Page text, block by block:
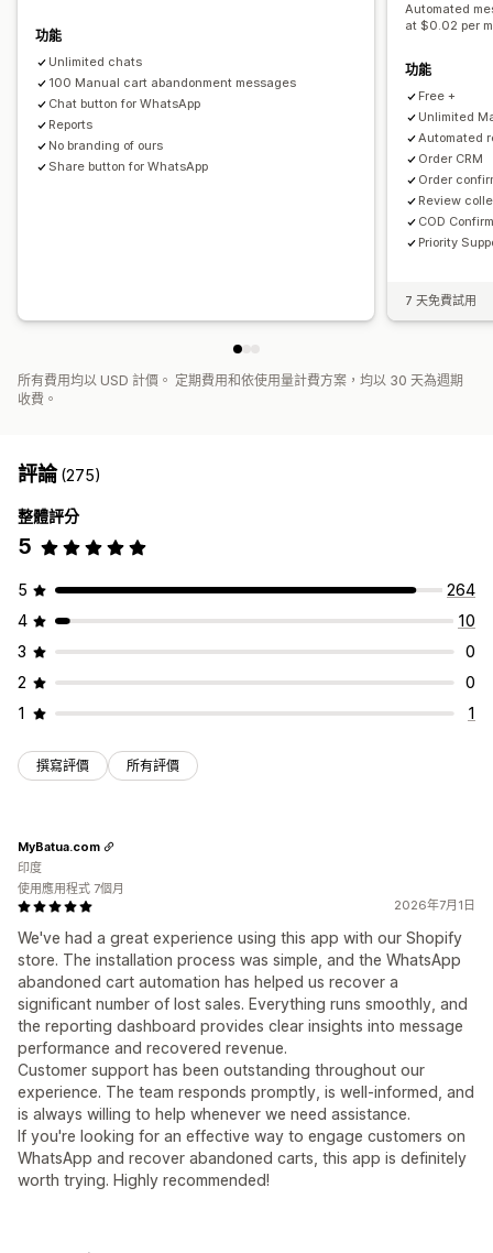
聊天按鈕
指派聊天
功能
Unlimited chats
100 Manual cart abandonment messages
Chat button for WhatsApp
Reports
No branding of ours
Share button for WhatsApp
Automated
at $0.02 per
功能
Free +
Unlimited
Automated
Order CRM
Order
Review
COD
Priority
7 天免費試用
所有費用均以 USD 計價。 定期費用和依使用量計費方案，均以 30 天為週期
收費。
評論(275)
整體評分
5
5
264
4
10
3
0
2
0
1
1
撰寫評價 所有評價
2026年7月1日
We've had a great experience using this app with our Shopify
store. The installation process was simple, and the WhatsApp
abandoned cart automation has helped us recover a
significant number of lost sales. Everything runs smoothly, and
the reporting dashboard provides clear insights into message
performance and recovered revenue.
Customer support has been outstanding throughout our
experience. The team responds promptly, is well-informed, and
is always willing to help whenever we need assistance.
If you're looking for an effective way to engage customers on
WhatsApp and recover abandoned carts, this app is definitely
worth trying. Highly recommended!
MyBatua.com
印度
使用應用程式 7個月